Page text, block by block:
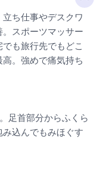
ち仕事やデスクワ
スポーツマッサー
も旅行先でもどこ
。強めで痛気持ち
足首部分からふくら
込んでもみほぐす